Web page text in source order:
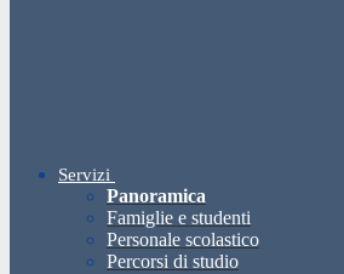
Servizi
Panoramica
Famiglie e studenti
Personale scolastico
Percorsi di studio